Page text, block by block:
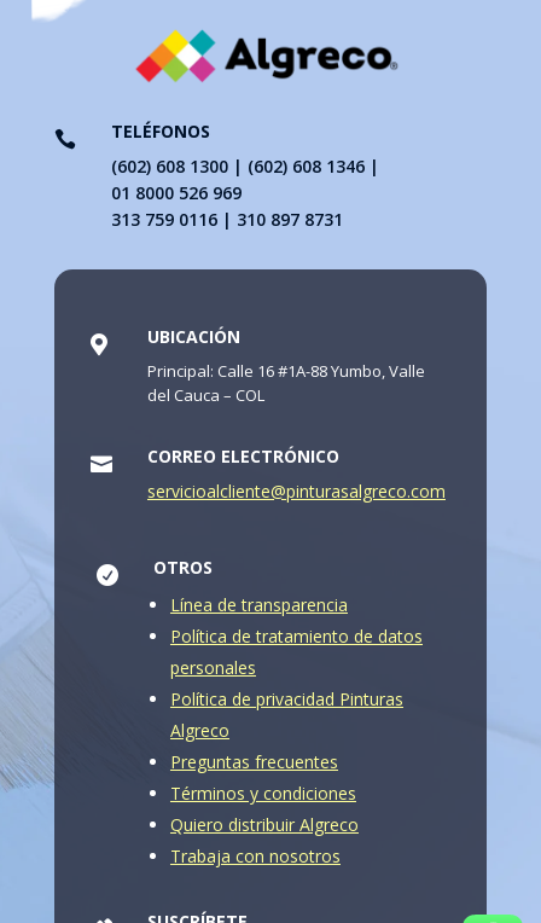

TELÉFONOS
(602) 608 1300 | (602) 608 1346 |
01 8000 526 969
313 759 0116 | 310 897 8731
 UBICACIÓN
Principal: Calle 16 #1A-88 Yumbo, Valle
del Cauca – COL

CORREO ELECTRÓNICO
servicioalcliente@pinturasalgreco.com

OTROS
Línea de transparencia
Política de tratamiento de datos
personales
Política de privacidad Pinturas
Algreco
Preguntas frecuentes
Términos y condiciones
Quiero distribuir Algreco
Trabaja con nosotros